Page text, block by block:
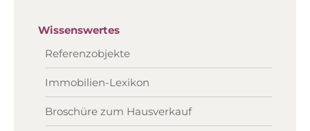
Wissenswertes
Referenzobjekte
Immobilien-Lexikon
Broschüre zum Hausverkauf